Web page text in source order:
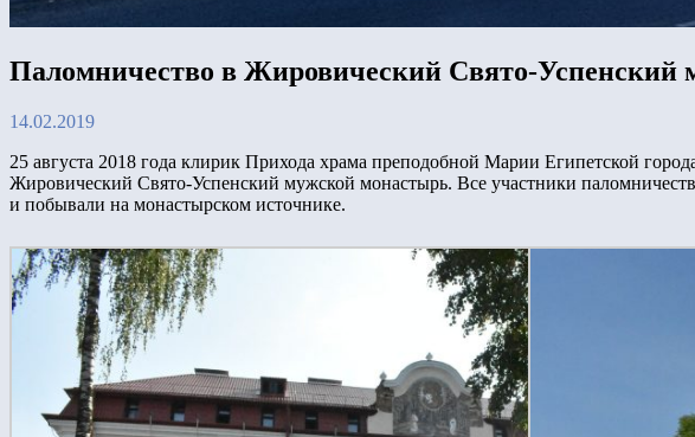
Паломничество в Жировический Свято-Успенский
14.02.2019
25 августа 2018 года клирик Прихода храма преподобной Марии Египетской
Жировический Свято-Успенский мужской монастырь. Все участники
и побывали на монастырском источнике.